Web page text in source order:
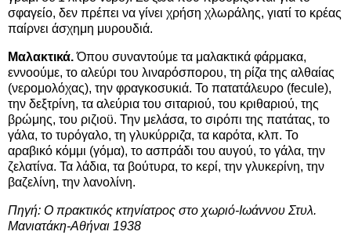
σφαγείο, δεν πρέπει να γίνει χρήση χλωράλης, γιατί το κρέας
παίρνει άσχημη μυρουδιά.
Μαλακτικά.Όπου συναντούμε τα μαλακτικά φάρμακα,
εννοούμε, το αλεύρι του λιναρόσπορου, τη ρίζα της αλθαίας
(νερομολόχας), την φραγκοσυκιά. Το πατατάλευρο (fecule),
την δεξτρίνη, τα αλεύρια του σιταριού, του κριθαριού, της
βρώμης, του ριζιοϋ. Την μελάσα, το σιρόπι της πατάτας, το
γάλα, το τυρόγαλο, τη γλυκύρριζα, τα καρότα, κλπ. Το
αραβικό κόμμι (γόμα), το ασπράδι του αυγού, το γάλα, την
ζελατίνα. Τα λάδια, τα βούτυρα, το κερί, την γλυκερίνη, την
βαζελίνη, την λανολίνη.
Πηγή: Ο πρακτικός κτηνίατρος στο χωριό-Ιωάννου Στυλ.
Μανιατάκη-Αθήναι 1938